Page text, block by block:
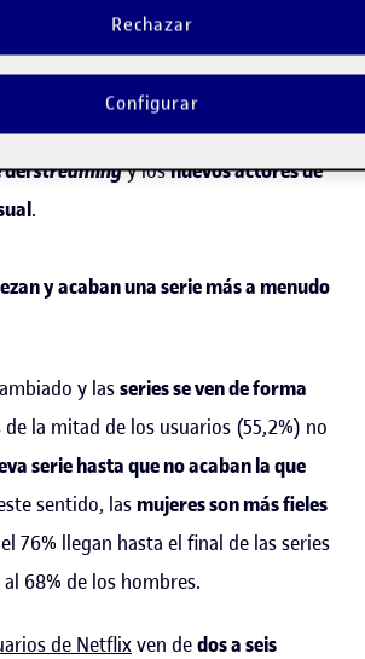
y de la Comunicación de la
en el CaixaForum de Barcelona el
, busca analizar por medio de
loscambios en los hábitos de
delstreamingy losnuevos actores de
.
y acaban una serie más a menudo
y lasseries se ven de forma
de la mitad de los usuarios (55,2%) no
serie hasta que no acaban la que
sentido, las mujeres son más fieles
76% llegan hasta el final de las series
68% de los hombres.
de Netflixven dedos a seis
Rechazar
Configurar